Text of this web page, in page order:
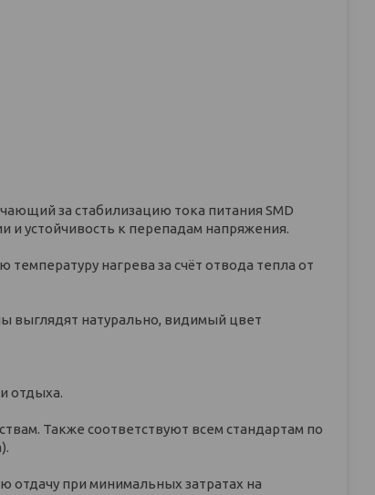
за стабилизацию тока питания SMD
и устойчивость к перепадам напряжения.
нагрева за счёт отвода тепла от
выглядят натурально, видимый цвет
отдыха.
Также соответствуют всем стандартам по
отдачу при минимальных затратах на